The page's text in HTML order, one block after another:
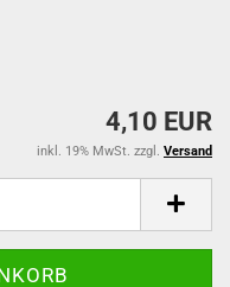
4,10 EUR
inkl. 19% MwSt. zzgl. Versand